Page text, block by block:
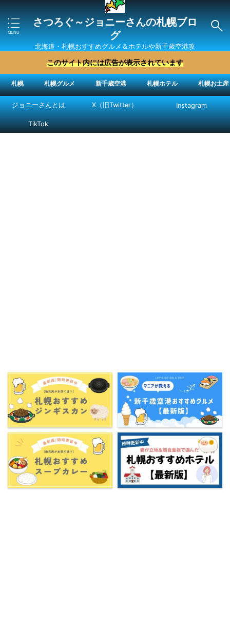
さつろぐ～ジョニーさんの札幌ブロ
グ
北海道・札幌おすすめグルメ＆ホテルや新千歳空港攻
略法を紹介 ″ジョニーさん“で検索
このサイト内には広告が表示されています
札幌 札幌グルメ 新千歳空港 札幌ホテル 札幌お土産
ジョニーさんとは X（旧Twitter） Instagram
TikTok